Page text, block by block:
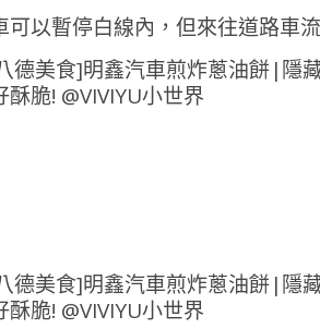
可以暫停白線內，但來往道路車